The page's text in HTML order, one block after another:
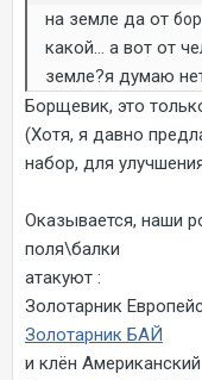
на земле да от
какой... а вот от
земле?я думаю
Борщевик, это
(Хотя, я давно
набор, для
Оказывается, наши
поля\балки
атакуют :
Золотарник
Золотарник БАЙ
и клён Американский